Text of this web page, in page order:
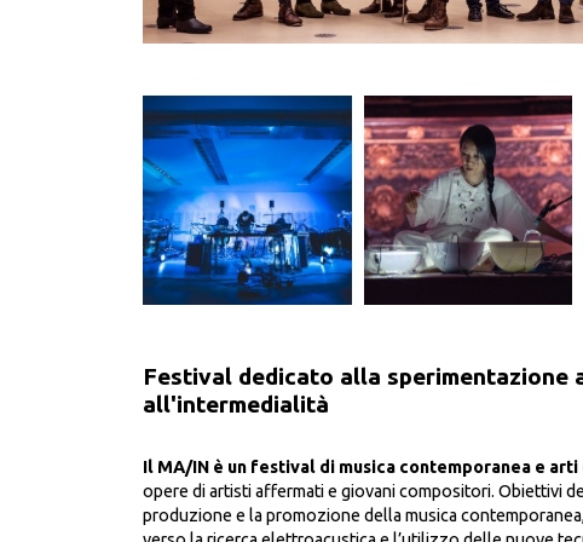
Festival dedicato alla sperimentazione
all'intermedialità
Il MA/IN è un festival di musica contemporanea e
opere di artisti affermati e giovani compositori. Obiettivi
produzione e la promozione della musica